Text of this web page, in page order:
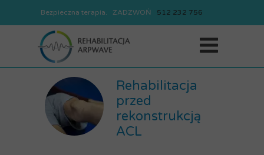
Bezpieczna terapia. ZADZWOŃ 512 232 756
REJESTRACJA 512 232 756
Rehabilitacja
przed
rekonstrukcją
ACL